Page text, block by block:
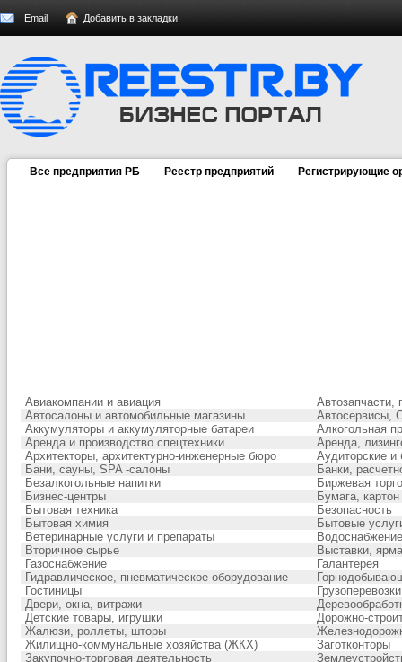
Email Добавить в закладки
Все предприятия РБ Реестр предприятий Регистрирующие
Авиакомпании и авиация
Автозапчасти,
Автосалоны и автомобильные магазины
Автосервисы,
Аккумуляторы и аккумуляторные батареи
Алкогольная
Аренда и производство спецтехники
Аренда,
Архитекторы, архитектурно-инженерные бюро
Аудиторские и
Бани, сауны, SPA -салоны
Банки,
Безалкогольные напитки
Биржевая
Бизнес-центры
Бумага, картон
Бытовая техника
Безопасность
Бытовая химия
Бытовые
Ветеринарные услуги и препараты
Вторичное сырье
Выставки,
Газоснабжение
Галантерея
Гидравлическое, пневматическое оборудование
Гостиницы
Двери, окна, витражи
Детские товары, игрушки
Дорожно-
Жалюзи, роллеты, шторы
Жилищно-коммунальные хозяйства (ЖКХ)
Заготконторы
Закупочно-торговая деятельность